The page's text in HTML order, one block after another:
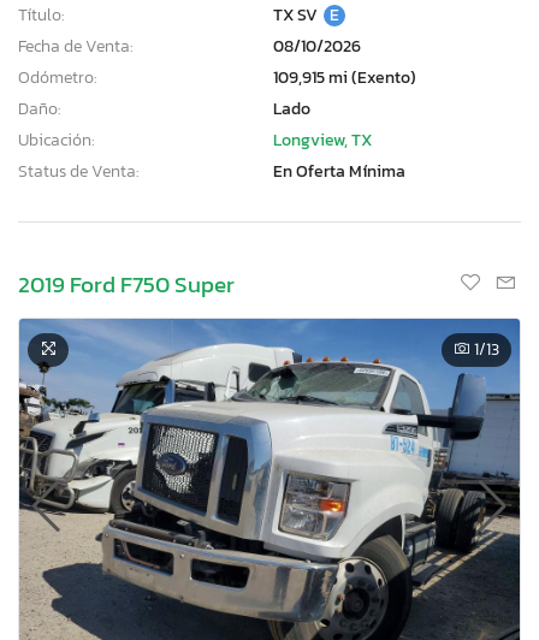
Título:
TX SV E
Fecha de Venta:
08/10/2026
Odómetro:
109,915 mi (Exento)
Daño:
Lado
Ubicación:
Longview, TX
Status de Venta:
En Oferta Mínima
2019 Ford F750 Super
1/13